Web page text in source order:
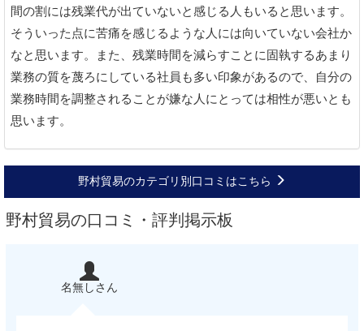
間の割には残業代が出ていないと感じる人もいると思います。
そういった点に苦痛を感じるような人には向いていない会社か
なと思います。また、残業時間を減らすことに固執するあまり
業務の質を蔑ろにしている社員も多い印象があるので、自分の
業務時間を調整されることが嫌な人にとっては相性が悪いとも
思います。
野村貿易のカテゴリ別口コミはこちら
野村貿易の口コミ・評判掲示板
名無しさん